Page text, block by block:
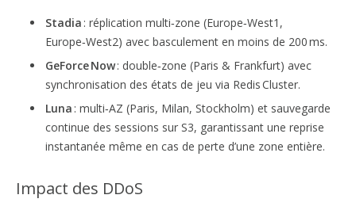
Stadia : réplication multi‑zone (Europe‑West1,
Europe‑West2) avec basculement en moins de 200 ms.
GeForce Now: double‑zone (Paris & Frankfurt) avec
synchronisation des états de jeu via Redis Cluster.
Luna : multi‑AZ (Paris, Milan, Stockholm) et sauvegarde
continue des sessions sur S3, garantissant une reprise
instantanée même en cas de perte d’une zone entière.
Impact des DDoS